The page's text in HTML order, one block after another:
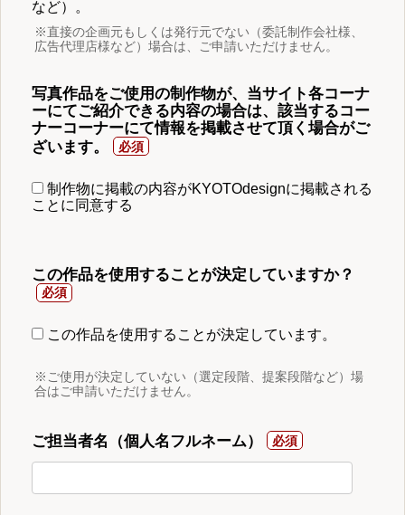
など）。
※直接の企画元もしくは発行元でない（委託制作会社様、
広告代理店様など）場合は、ご申請いただけません。
写真作品をご使用の制作物が、当サイト各コーナ
ーにてご紹介できる内容の場合は、該当するコー
ナーコーナーにて情報を掲載させて頂く場合がご
ざいます。
制作物に掲載の内容がKYOTOdesignに掲載される
ことに同意する
この作品を使用することが決定していますか？
この作品を使用することが決定しています。
※ご使用が決定していない（選定段階、提案段階など）場
合はご申請いただけません。
ご担当者名（個人名フルネーム）